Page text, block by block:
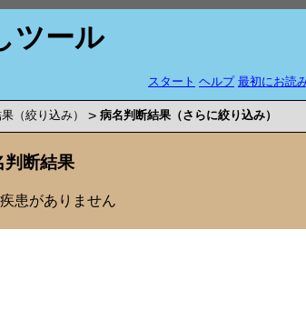
ツール
スタート ヘルプ 最初にお読
（絞り込み） > 病名判断結果（さらに絞り込み）
判断結果
患がありません